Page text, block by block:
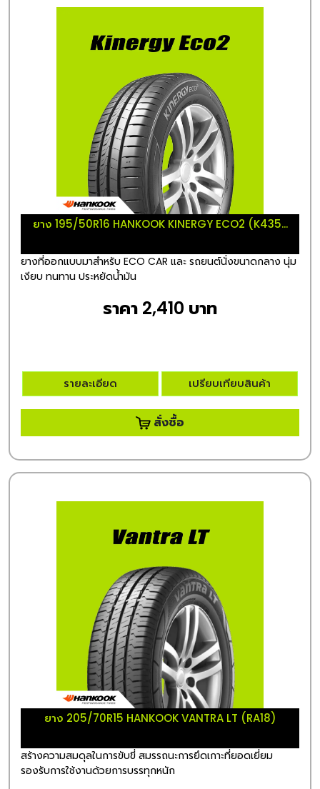
ยาง 195/50R16 HANKOOK KINERGY ECO2 (K435...
ยางที่ออกแบบมาสำหรับ ECO CAR และ รถยนต์นั่งขนาดกลาง นุ่ม
เงียบ ทนทาน ประหยัดน้ำมัน
ราคา 2,410 บาท
รายละเอียด เปรียบเทียบสินค้า
สั่งซื้อ
ยาง 205/70R15 HANKOOK VANTRA LT (RA18)
สร้างความสมดุลในการขับขี่ สมรรถนะการยึดเกาะที่ยอดเยี่ยม
รองรับการใช้งานด้วยการบรรทุกหนัก